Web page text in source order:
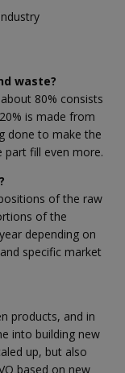
waste?
80% consists
​​is made from
done to make the
part fill even more.
of the raw
of the
depending on
specific market
products, and in
into building new
up, but also
based on new